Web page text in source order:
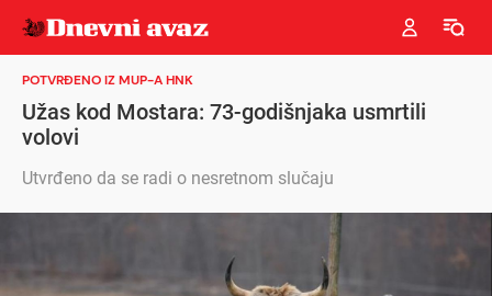
POTVRĐENO IZ MUP-A HNK
Užas kod Mostara: 73-godišnjaka usmrtili
volovi
Utvrđeno da se radi o nesretnom slučaju